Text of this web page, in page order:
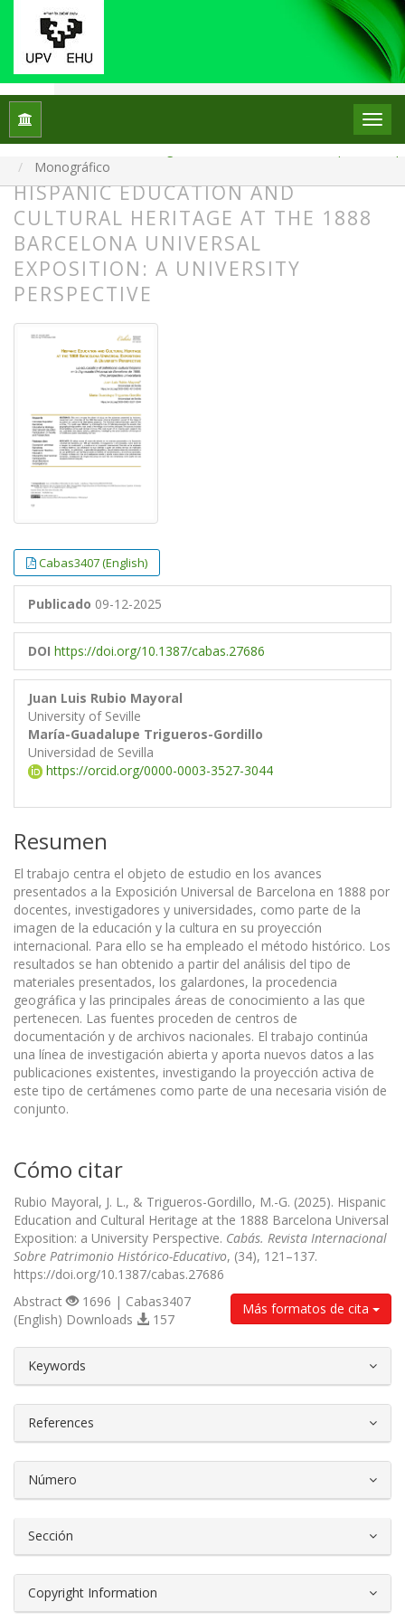
Inicio
Núm. 34 (2025): Monográfico: La escuela en el escaparate: el
Monográfico
HISPANIC EDUCATION AND
CULTURAL HERITAGE AT THE 1888
BARCELONA UNIVERSAL
EXPOSITION: A UNIVERSITY
PERSPECTIVE
Cabas3407 (English)
Publicado 09-12-2025
DOI https://doi.org/10.1387/cabas.27686
Juan Luis Rubio Mayoral
University of Seville
María-Guadalupe Trigueros-Gordillo
Universidad de Sevilla
https://orcid.org/0000-0003-3527-3044
Resumen
El trabajo centra el objeto de estudio en los avances
presentados a la Exposición Universal de Barcelona en 1888 por
docentes, investigadores y universidades, como parte de la
imagen de la educación y la cultura en su proyección
internacional. Para ello se ha empleado el método histórico. Los
resultados se han obtenido a partir del análisis del tipo de
materiales presentados, los galardones, la procedencia
geográfica y las principales áreas de conocimiento a las que
pertenecen. Las fuentes proceden de centros de
documentación y de archivos nacionales. El trabajo continúa
una línea de investigación abierta y aporta nuevos datos a las
publicaciones existentes, investigando la proyección activa de
este tipo de certámenes como parte de una necesaria visión de
conjunto.
Cómo citar
Rubio Mayoral, J. L., & Trigueros-Gordillo, M.-G. (2025). Hispanic
Education and Cultural Heritage at the 1888 Barcelona Universal
Exposition: a University Perspective. Cabás. Revista Internacional
Sobre Patrimonio Histórico-Educativo, (34), 121–137.
https://doi.org/10.1387/cabas.27686
Más formatos de cita
Abstract
1696 | Cabas3407
(English) Downloads
157
Keywords
References
Número
Sección
Copyright Information